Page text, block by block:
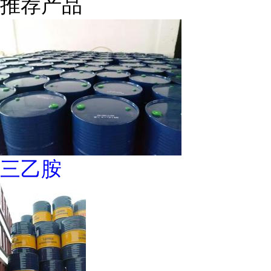
推荐产品
三乙胺